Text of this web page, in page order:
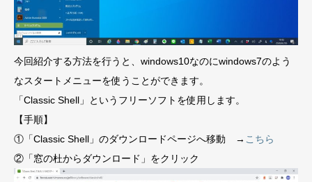
今回紹介する方法を行うと、windows10なのにwindows7のよう
なスタートメニューを使うことができます。
「Classic Shell」というフリーソフトを使用します。
【手順】
①「Classic Shell」のダウンロードページへ移動 → こちら
②「窓の杜からダウンロード」をクリック